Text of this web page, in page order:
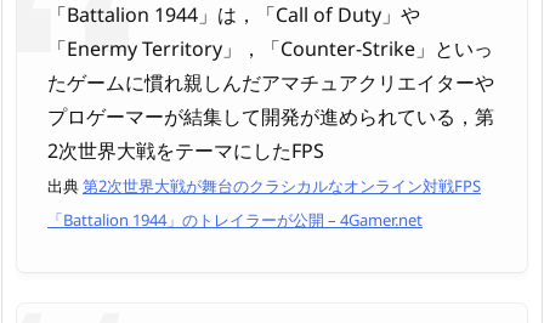
「Battalion 1944」は，「Call of Duty」や
「Enermy Territory」，「Counter-Strike」といっ
たゲームに慣れ親しんだアマチュアクリエイターや
プロゲーマーが結集して開発が進められている，第
2次世界大戦をテーマにしたFPS
出典第2次世界大戦が舞台のクラシカルなオンライン対戦FPS
「Battalion 1944」のトレイラーが公開 – 4Gamer.net